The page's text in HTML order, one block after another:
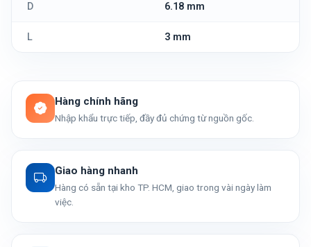
D 6.18 mm
L 3 mm
Hàng chính hãng
Nhập khẩu trực tiếp, đầy đủ chứng từ nguồn gốc.
Giao hàng nhanh
Hàng có sẵn tại kho TP. HCM, giao trong vài ngày làm
việc.